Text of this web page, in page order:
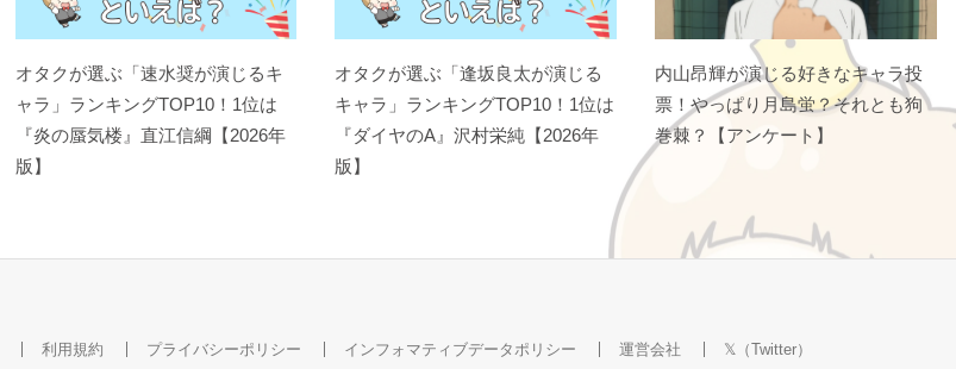
オタクが選ぶ「速水奨が演じるキ
ャラ」ランキングTOP10！1位は
『炎の蜃気楼』直江信綱【2026年
版】
オタクが選ぶ「逢坂良太が演じる
キャラ」ランキングTOP10！1位は
『ダイヤのA』沢村栄純【2026年
版】
内山昂輝が演じる好きなキャラ投
票！やっぱり月島蛍？それとも狗
巻棘？【アンケート】
利用規約 プライバシーポリシー インフォマティブデータポリシー 運営会社 𝕏（Twitter）